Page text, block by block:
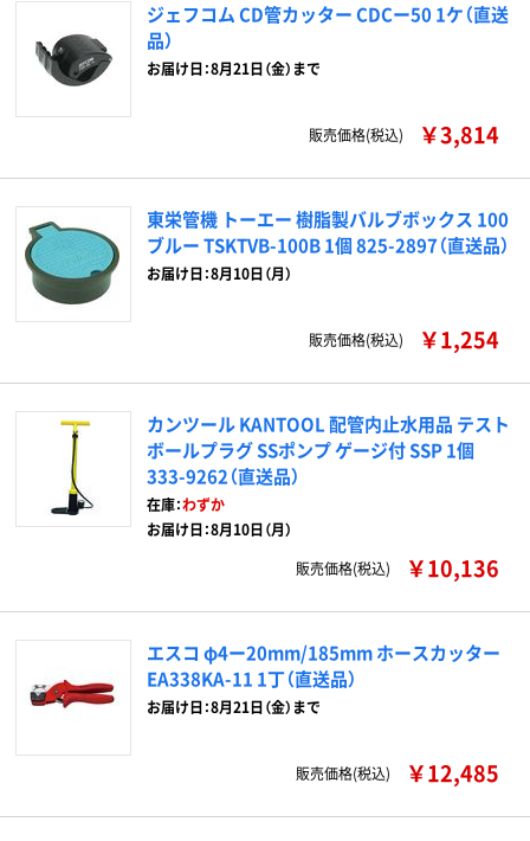
ジェフコム CD管カッター CDCー50 1ケ（直送
品）
お届け日：8月21日（金）まで
販売価格(税込) ￥3,814
東栄管機 トーエー 樹脂製バルブボックス 100
ブルー TSKTVB-100B 1個 825-2897（直送品）
お届け日：8月10日（月）
販売価格(税込) ￥1,254
カンツール KANTOOL 配管内止水用品 テスト
ボールプラグ SSポンプ ゲージ付 SSP 1個
333-9262（直送品）
在庫：わずか
お届け日：8月10日（月）
販売価格(税込)
￥10,136
エスコ φ4ー20mm/185mm ホースカッター
EA338KA-11 1丁（直送品）
お届け日：8月21日（金）まで
販売価格(税込) ￥12,485